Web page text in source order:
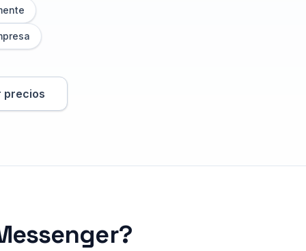
precios